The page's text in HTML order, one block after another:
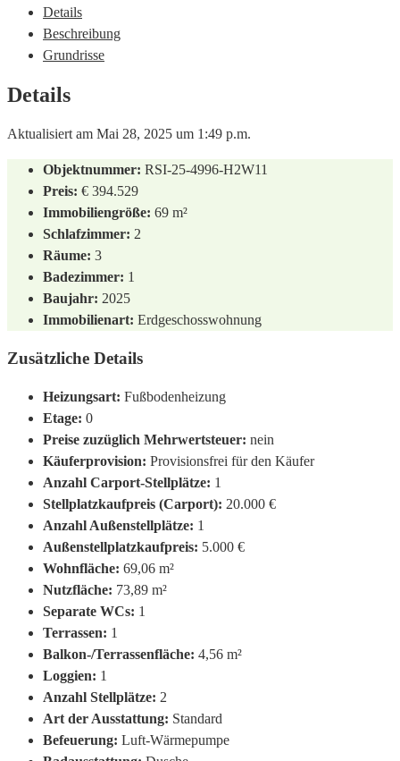
Details
Beschreibung
Grundrisse
Details
Aktualisiert am Mai 28, 2025 um 1:49 p.m.
Objektnummer: RSI-25-4996-H2W11
Preis: € 394.529
Immobiliengröße: 69 m²
Schlafzimmer: 2
Räume: 3
Badezimmer: 1
Baujahr: 2025
Immobilienart: Erdgeschosswohnung
Zusätzliche Details
Heizungsart: Fußbodenheizung
Etage: 0
Preise zuzüglich Mehrwertsteuer: nein
Käuferprovision: Provisionsfrei für den Käufer
Anzahl Carport-Stellplätze: 1
Stellplatzkaufpreis (Carport): 20.000 €
Anzahl Außenstellplätze: 1
Außenstellplatzkaufpreis: 5.000 €
Wohnfläche: 69,06 m²
Nutzfläche: 73,89 m²
Separate WCs: 1
Terrassen: 1
Balkon-/Terrassenfläche: 4,56 m²
Loggien: 1
Anzahl Stellplätze: 2
Art der Ausstattung: Standard
Befeuerung: Luft-Wärmepumpe